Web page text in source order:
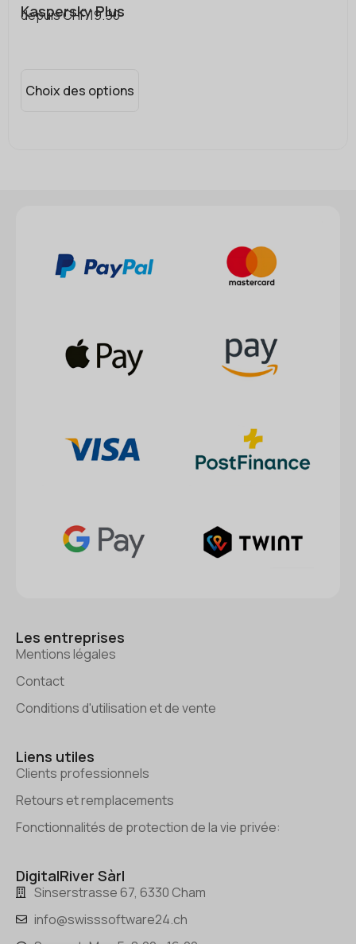
Kaspersky Plus
depuisCHF19.90
Choix des options
Les entreprises
Mentions légales
Contact
Conditions d'utilisation et de vente
Liens utiles
Clients professionnels
Retours et remplacements
Fonctionnalités de protection de la vie privée:
DigitalRiver Sàrl
Sinserstrasse 67, 6330 Cham
info@swisssoftware24.ch